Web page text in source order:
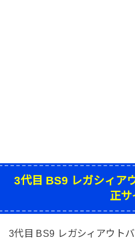
3代目 BS9 レガシィア
正サ
3代目 BS9 レガシィアウト